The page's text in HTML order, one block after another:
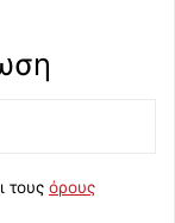
τους όρους